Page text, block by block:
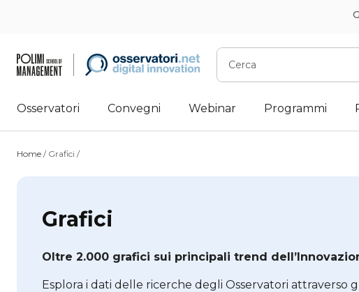
Cerca
Osservatori Convegni Webinar Programmi
Home / Grafici /
Grafici
Oltre 2.000 grafici sui principali trend
Esplora i dati delle ricerche degli Osservatori attraverso